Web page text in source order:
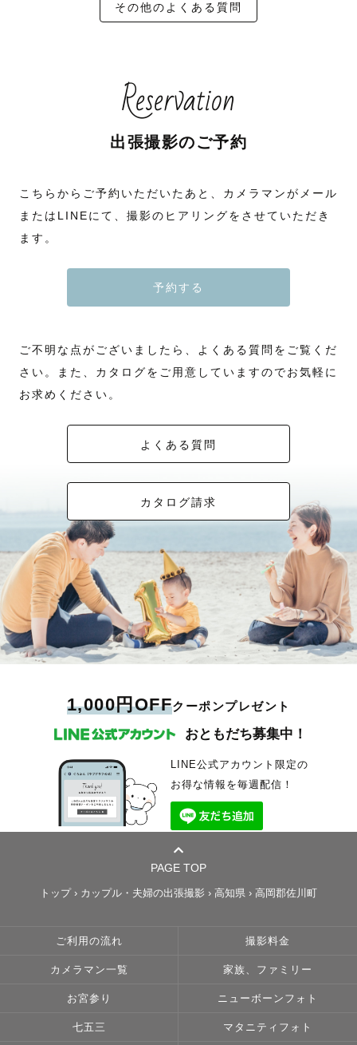
その他のよくある質問
Reservation
出張撮影のご予約
こちらからご予約いただいたあと、カメラマンがメール
またはLINEにて、撮影のヒアリングをさせていただき
ます。
予約する
ご不明な点がございましたら、よくある質問をご覧くだ
さい。また、カタログをご用意していますのでお気軽に
お求めください。
よくある質問
カタログ請求
1,000円OFFクーポンプレゼント
おともだち募集中！
LINE公式アカウント限定の
お得な情報を毎週配信！
PAGE TOP
トップ › カップル・夫婦の出張撮影 › 高知県 › 高岡郡佐川町
ご利用の流れ 撮影料金
カメラマン一覧 家族、ファミリー
お宮参り ニューボーンフォト
七五三 マタニティフォト